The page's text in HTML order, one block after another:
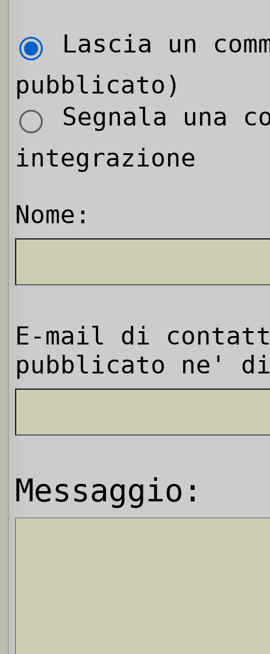
Lascia un
pubblicato)
Segnala una
integrazione
Nome:
E-mail di
pubblicato ne'
Messaggio: